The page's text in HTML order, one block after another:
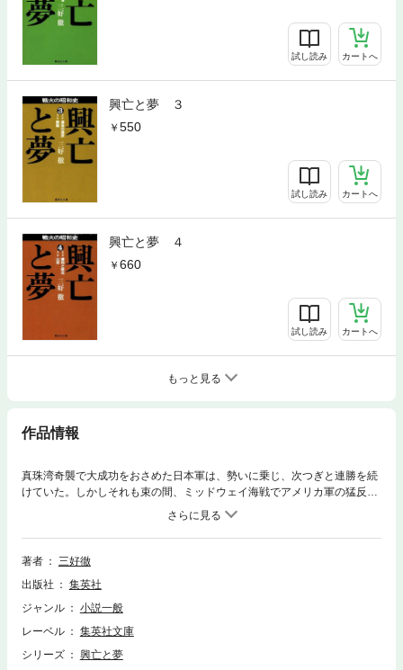
試し読み カートへ
興亡と夢 ３
550
試し読み カートへ
興亡と夢 ４
660
試し読み カートへ
もっと見る
作品情報
真珠湾奇襲で大成功をおさめた日本軍は、勢いに乗じ、次つぎと連勝を続
けていた。しかしそれも束の間、ミッドウェイ海戦でアメリカ軍の猛反撃
を受け、戦局はしだいに悪化していく。同じ枢軸国側のドイツも、スター
リングラードでソ連に敗北し、イタリアはついに無条件降伏。日本の敗戦
は、しだいに色濃くなっていった。
著者
三好徹
出版社
集英社
ジャンル
小説一般
レーベル
集英社文庫
シリーズ
興亡と夢